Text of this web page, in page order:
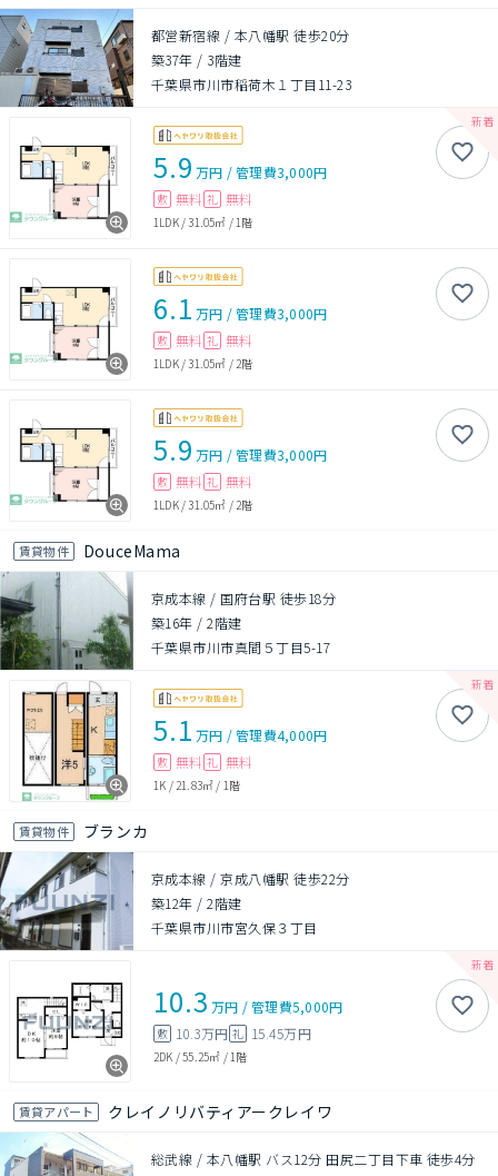
都営新宿線 / 本八幡駅 徒歩20分
築37年 / 3階建
千葉県市川市稲荷木１丁目11-23
5.9 万円 /管理費3,000円
敷 無料 礼 無料
1LDK/31.05㎡ /1階
6.1 万円 /管理費3,000円
敷 無料 礼 無料
1LDK/31.05㎡ /2階
5.9 万円 /管理費3,000円
敷 無料 礼 無料
1LDK/31.05㎡ /2階
賃貸物件 DouceMama
京成本線 / 国府台駅 徒歩18分
築16年 /2階建
千葉県市川市真間５丁目5-17
5.1 万円 /管理費4,000円
敷 無料 礼 無料
1K /21.83㎡ / 1階
賃貸物件 ブランカ
京成本線 / 京成八幡駅 徒歩22分
築12年 /2階建
千葉県市川市宮久保３丁目
10.3 万円 /管理費5,000円
敷 10.3万円 礼 15.45万円
2DK /55.25㎡ / 1階
賃貸アパート クレイノリバティアークレイワ
総武線 / 本八幡駅 バス12分 田尻二丁目下車 徒歩4分